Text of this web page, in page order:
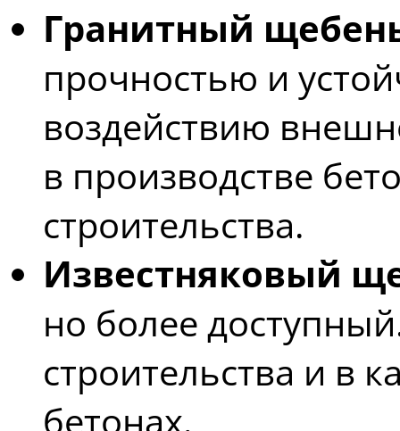
Гранитный
прочностью и
воздействию
в производстве
строительства.
Известняковый
но более
строительства и в
бетонах.